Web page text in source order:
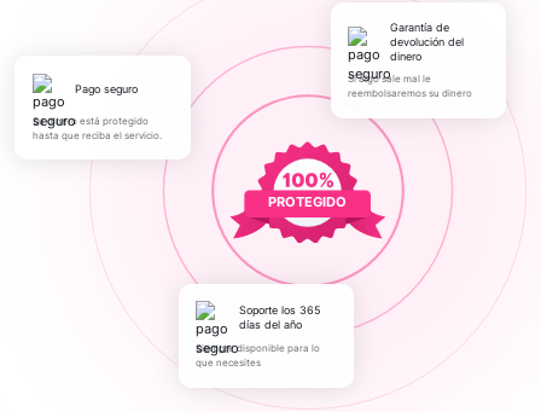
PROTEGIDO
pago seguro
Su dinero está protegido
hasta que reciba el servicio.
Garantía de
devolución del
dinero
Si algo sale mal le
reembolsaremos su dinero
Soporte los 365
días del año
Siempre disponible para lo
que necesites